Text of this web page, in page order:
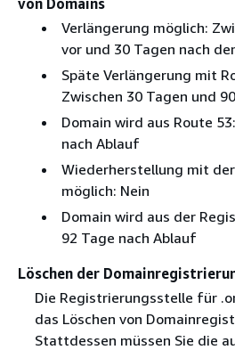
Verlängerung möglich:
vor und 30 Tagen nach
Späte Verlängerung mit
Zwischen 30 Tagen und
Domain wird aus Route
nach Ablauf
Wiederherstellung mit
möglich: Nein
Domain wird aus der
92 Tage nach Ablauf
Löschen der
Die Registrierungsstelle für
das Löschen von
Stattdessen müssen Sie die